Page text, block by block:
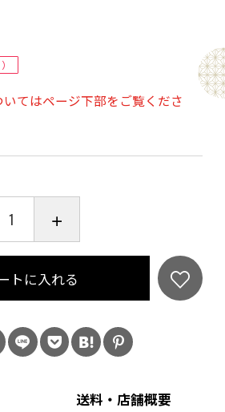
色ご入力ください。
リーカップ大のどちらかをお
てはページ下部をご覧くださ
トに入れる
送料・店舗概要